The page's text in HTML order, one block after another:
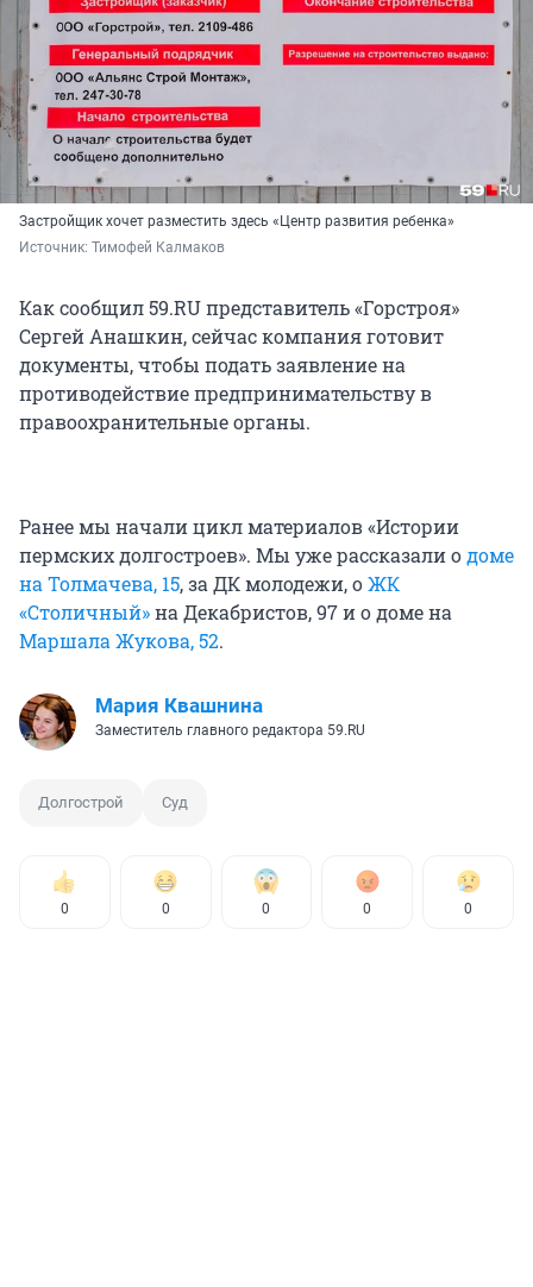
Застройщик хочет разместить здесь «Центр развития ребенка»
Источник: Тимофей Калмаков
Как сообщил 59.RU представитель «Горстроя»
Сергей Анашкин, сейчас компания готовит
документы, чтобы подать заявление на
противодействие предпринимательству в
правоохранительные органы.
Ранее мы начали цикл материалов «Истории
пермских долгостроев». Мы уже рассказали одоме
на Толмачева, 15, за ДК молодежи, оЖК
«Столичный»на Декабристов, 97 и о доме на
Маршала Жукова, 52.
Мария Квашнина
Заместитель главного редактора 59.RU
Долгострой Суд
0 0 0 0 0